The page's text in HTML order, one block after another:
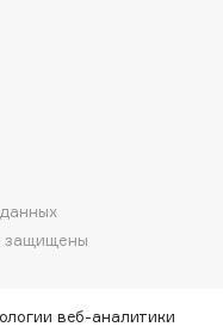
защищены
веб-аналитики